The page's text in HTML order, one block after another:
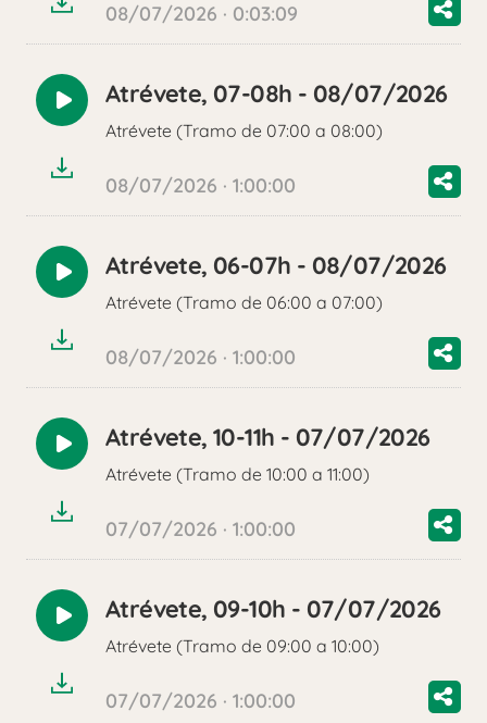
08/07/2026 · 0:03:09
Reproducir
audio
Atrévete, 07-08h - 08/07/2026
Atrévete (Tramo de 07:00 a 08:00)
08/07/2026 · 1:00:00
Reproducir
audio
Atrévete, 06-07h - 08/07/2026
Atrévete (Tramo de 06:00 a 07:00)
08/07/2026 · 1:00:00
Reproducir
audio
Atrévete, 10-11h - 07/07/2026
Atrévete (Tramo de 10:00 a 11:00)
07/07/2026 · 1:00:00
Reproducir
audio
Atrévete, 09-10h - 07/07/2026
Atrévete (Tramo de 09:00 a 10:00)
07/07/2026 · 1:00:00